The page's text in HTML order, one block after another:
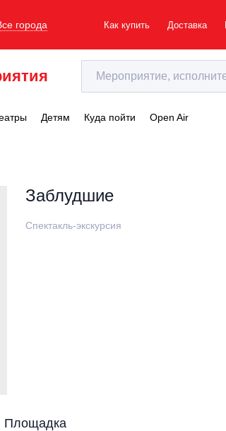
города Как купить Доставка
Детям Куда пойти Open Air
Заблудшие
Спектакль-экскурсия
Площадка